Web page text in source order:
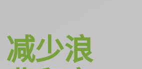
减少浪